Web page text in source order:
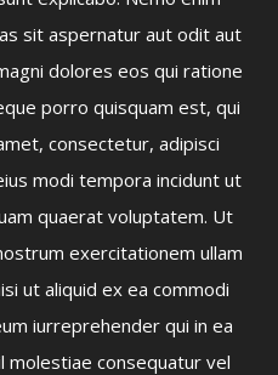
sit aspernatur aut odit aut
dolores eos qui ratione
porro quisquam est, qui
consectetur, adipisci
modi tempora incidunt ut
quaerat voluptatem. Ut
exercitationem ullam
ut aliquid ex ea commodi
iurreprehender qui in ea
molestiae consequatur vel